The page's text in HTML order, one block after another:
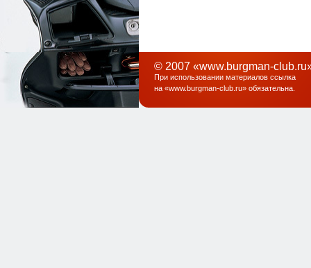
© 2007 «www.burgman-
При использовании материалов ссылка
на «www.burgman-club.ru» обязательна